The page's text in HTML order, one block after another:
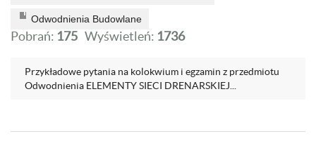
Odwodnienia Budowlane
Pobrań: 175 Wyświetleń: 1736
Przykładowe pytania na kolokwium i egzamin z przedmiotu
Odwodnienia ELEMENTY SIECI DRENARSKIEJ...